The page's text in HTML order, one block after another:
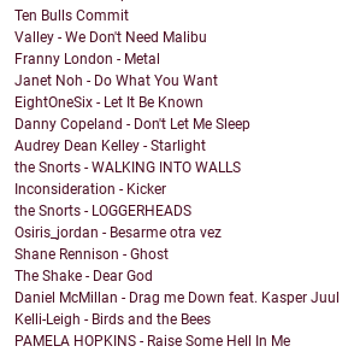
Ten Bulls Commit
Valley - We Don't Need Malibu
Franny London - Metal
Janet Noh - Do What You Want
EightOneSix - Let It Be Known
Danny Copeland - Don't Let Me Sleep
Audrey Dean Kelley - Starlight
the Snorts - WALKING INTO WALLS
Inconsideration - Kicker
the Snorts - LOGGERHEADS
Osiris_jordan - Besarme otra vez
Shane Rennison - Ghost
The Shake - Dear God
Daniel McMillan - Drag me Down feat. Kasper Juul
Kelli-Leigh - Birds and the Bees
PAMELA HOPKINS - Raise Some Hell In Me